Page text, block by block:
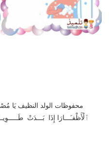
محفوظات الولد النظيف
ٱلْأَظْفـَـــارَا إِذَا بَـــدَتْ